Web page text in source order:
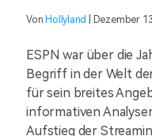
Von Hollyland | Dezember
ESPN war über die
Begriff in der Welt
für sein breites
informativen
Aufstieg der